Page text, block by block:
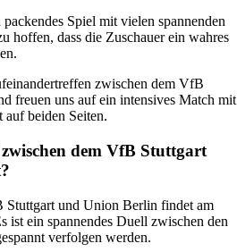
Spiel mit vielen spannenden
hoffen, dass die Zuschauer ein wahres
zwischen dem VfB
freuen uns auf ein intensives Match mit
beiden Seiten.
dem VfB Stuttgart
Stuttgart und Union Berlin findet am
ist ein spannendes Duell zwischen den
verfolgen werden.